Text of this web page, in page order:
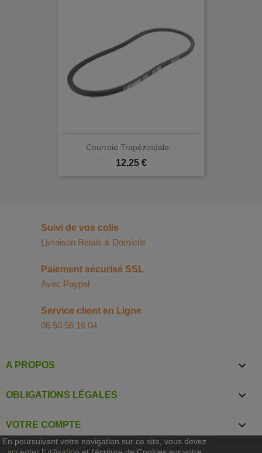
En poursuivant votre navigation sur ce site, vous devez
Courroie Trapézoïdale...
Prix
12,25 €
Suivi de vos colis
Livraison Relais & Domicile
Paiement sécurisé SSL
Avec Paypal
Service client en Ligne
06 50 56 16 04
A PROPOS 
OBLIGATIONS LÉGALES 
VOTRE COMPTE 